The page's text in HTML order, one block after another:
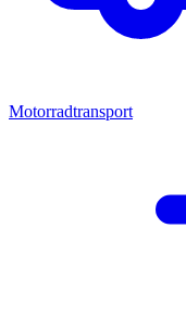
Motorradtransport